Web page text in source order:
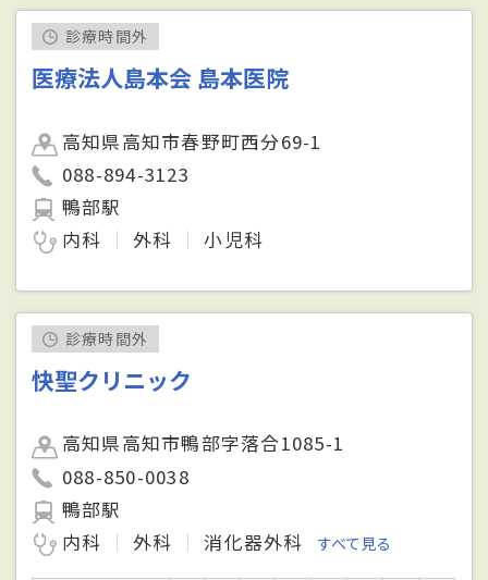
診療時間外
医療法人島本会 島本医院
高知県高知市春野町西分69-1
088-894-3123
鴨部駅
内科
外科 小児科
診療時間外
快聖クリニック
高知県高知市鴨部字落合1085-1
088-850-0038
鴨部駅
内科
外科 消化器外科 すべて見る